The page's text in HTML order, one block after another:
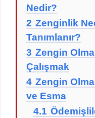
Nedir?
2 Zenginlik
Tanımlanır?
3 Zengin
Çalışmak
4 Zengin
ve Esma
4.1